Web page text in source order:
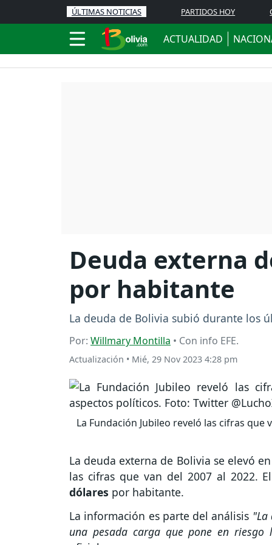
ÚLTIMAS NOTICIAS PARTIDOS HOY
ACTUALIDAD
Deuda externa
por habitante
La deuda de Bolivia subió durante los
Por: Willmary Montilla • Con info EFE.
Actualización • Mié, 29 Nov 2023 4:28 pm
La Fundación Jubileo reveló las cifras
La deuda externa de Bolivia se elevó
las cifras que van del 2007 al 2022.
dólares por habitante.
La información es parte del análisis
una pesada carga que pone en riesgo